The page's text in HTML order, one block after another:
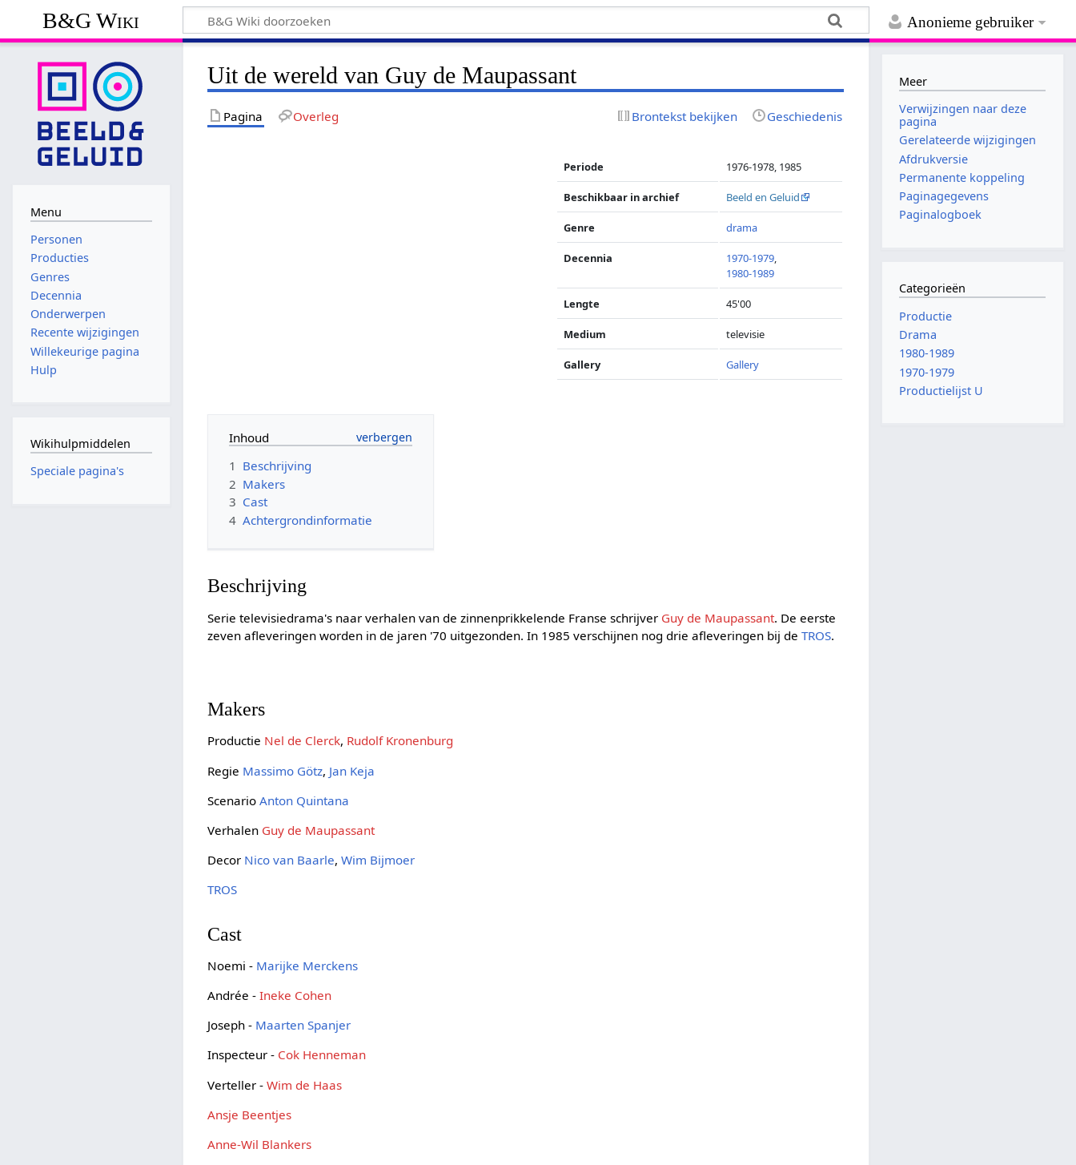
Anonieme gebruiker
B&G Wiki
Uit de wereld van Guy de Maupassant
Pagina Overleg Brontekst bekijken Geschiedenis
Periode 1976-1978, 1985
Beschikbaar in archief Beeld en Geluid
Genre drama
Decennia 1970-1979,
1980-1989
Lengte 45'00
Medium televisie
Gallery Gallery
Inhoud
1 Beschrijving
2 Makers
3 Cast
4 Achtergrondinformatie
Beschrijving
Serie televisiedrama's naar verhalen van de zinnenprikkelende Franse schrijver Guy de Maupassant. De eerste
zeven afleveringen worden in de jaren '70 uitgezonden. In 1985 verschijnen nog drie afleveringen bij deTROS.
Makers
Productie Nel de Clerck, Rudolf Kronenburg
Regie Massimo Götz, Jan Keja
ScenarioAnton Quintana
Verhalen Guy de Maupassant
Decor Nico van Baarle,Wim Bijmoer
TROS
Cast
Noemi - Marijke Merckens
Andrée -Ineke Cohen
Joseph - Maarten Spanjer
Inspecteur - Cok Henneman
Verteller -Wim de Haas
Ansje Beentjes
Anne-Wil Blankers
Menu
Personen
Producties
Genres
Decennia
Onderwerpen
Recente wijzigingen
Willekeurige pagina
Hulp
Wikihulpmiddelen
Speciale pagina's
Meer
Verwijzingen naar deze
pagina
Gerelateerde wijzigingen
Afdrukversie
Permanente koppeling
Paginagegevens
Paginalogboek
Categorieën
Productie
Drama
1980-1989
1970-1979
Productielijst U